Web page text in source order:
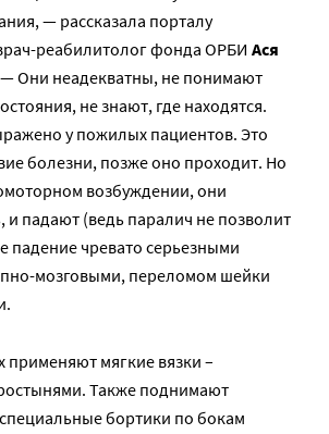
— рассказала порталу
реабилитолог фонда ОРБИ Ася
Они неадекватны, не понимают
не знают, где находятся.
у пожилых пациентов. Это
болезни, позже оно проходит. Но
возбуждении, они
и падают (ведь паралич не позволит
падение чревато серьезными
мозговыми, переломом шейки
применяют мягкие вязки –
Также поднимают
бортики по бокам